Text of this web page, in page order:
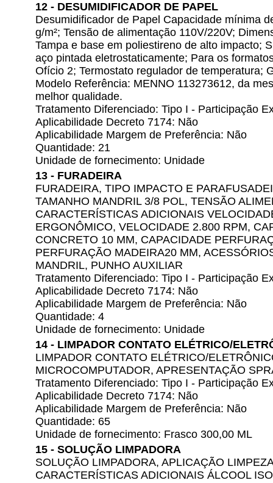
12 - DESUMIDIFICADOR DE PAPEL
Desumidificador de Papel Capacidade mínima
g/m²; Tensão de alimentação 110V/220V;
Tampa e base em poliestireno de alto impacto;
aço pintada eletrostaticamente; Para os
Ofício 2; Termostato regulador de temperatura;
Modelo Referência: MENNO 113273612, da
melhor qualidade.
Tratamento Diferenciado: Tipo I - Participação
Aplicabilidade Decreto 7174: Não
Aplicabilidade Margem de Preferência: Não
Quantidade: 21
Unidade de fornecimento: Unidade
13 - FURADEIRA
FURADEIRA, TIPO IMPACTO E
TAMANHO MANDRIL 3/8 POL, TENSÃO
CARACTERÍSTICAS ADICIONAIS
ERGONÔMICO, VELOCIDADE 2.800 RPM,
CONCRETO 10 MM, CAPACIDADE
PERFURAÇÃO MADEIRA20 MM,
MANDRIL, PUNHO AUXILIAR
Tratamento Diferenciado: Tipo I - Participação
Aplicabilidade Decreto 7174: Não
Aplicabilidade Margem de Preferência: Não
Quantidade: 4
Unidade de fornecimento: Unidade
14 - LIMPADOR CONTATO ELÉTRICO/
LIMPADOR CONTATO ELÉTRICO/
MICROCOMPUTADOR, APRESENTAÇÃO
Tratamento Diferenciado: Tipo I - Participação
Aplicabilidade Decreto 7174: Não
Aplicabilidade Margem de Preferência: Não
Quantidade: 65
Unidade de fornecimento: Frasco 300,00 ML
15 - SOLUÇÃO LIMPADORA
SOLUÇÃO LIMPADORA, APLICAÇÃO
CARACTERÍSTICAS ADICIONAIS ÁLCOOL